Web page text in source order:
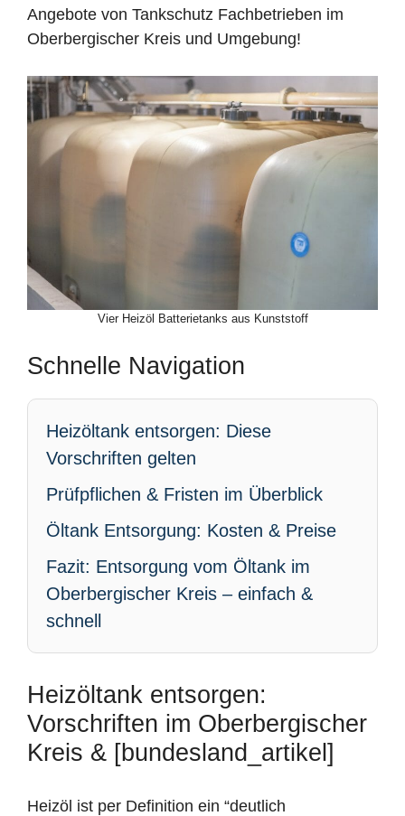
Angebote von Tankschutz Fachbetrieben im
Oberbergischer Kreis und Umgebung!
Vier Heizöl Batterietanks aus Kunststoff
Schnelle Navigation
Heizöltank entsorgen: Diese
Vorschriften gelten
Prüfpflichen & Fristen im Überblick
Öltank Entsorgung: Kosten & Preise
Fazit: Entsorgung vom Öltank im
Oberbergischer Kreis – einfach &
schnell
Heizöltank entsorgen:
Vorschriften im Oberbergischer
Kreis & [bundesland_artikel]
Heizöl ist per Definition ein “deutlich